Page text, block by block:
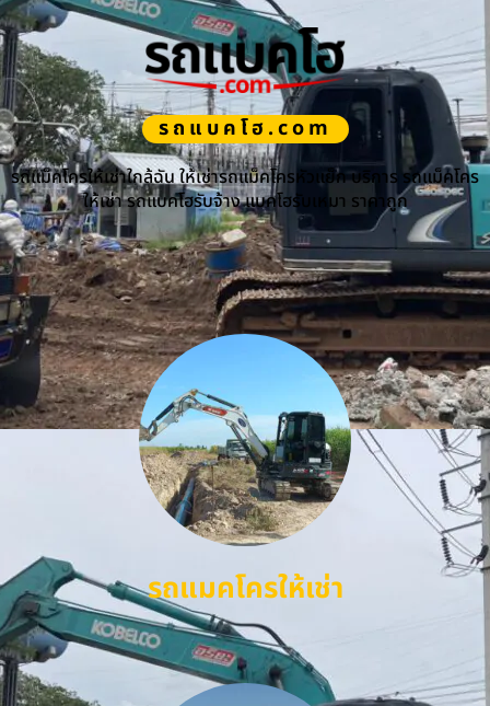
รถแบคโฮ.com
รถแม็คโครให้เช่าใกล้ฉัน ให้เช่ารถแม็คโครหัวแย็ก บริการ รถแม็คโคร
ให้เช่า รถแบคโฮรับจ้าง แบคโฮรับเหมา ราคาถูก
รถแมคโครให้เช่า